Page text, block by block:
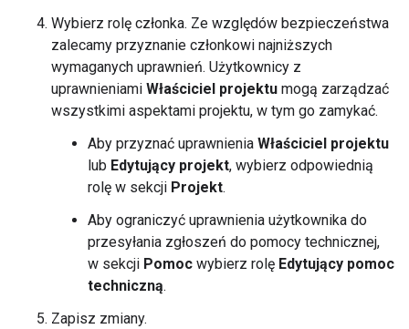
Wybierz rolę członka. Ze względów bezpieczeństwa
zalecamy przyznanie członkowi najniższych
wymaganych uprawnień. Użytkownicy z
uprawnieniami Właściciel projektu mogą zarządzać
wszystkimi aspektami projektu, w tym go zamykać.
Aby przyznać uprawnienia Właściciel projektu
lub Edytujący projekt, wybierz odpowiednią
rolę w sekcji Projekt.
Aby ograniczyć uprawnienia użytkownika do
przesyłania zgłoszeń do pomocy technicznej,
w sekcji Pomoc wybierz rolę Edytujący pomoc
techniczną.
Zapisz zmiany.